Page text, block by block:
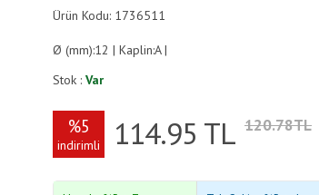
Ürün Kodu: 1736511
Ø (mm):12 | Kaplin:A |
Stok : Var
%5
indirimli 114.95 TL 120.78TL